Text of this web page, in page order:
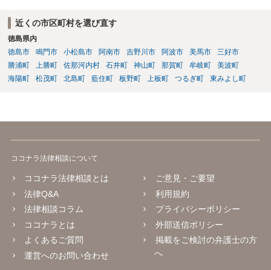
近くの市区町村を選び直す
徳島県内
徳島市
鳴門市 小松島市 阿南市 吉野川市 阿波市 美馬市
三好市
勝浦町
上勝町 佐那河内村 石井町 神山町 那賀町 牟岐町
美波町
海陽町
松茂町 北島町 藍住町 板野町 上板町 つるぎ町 東みよし町
ココナラ法律相談について
ココナラ法律相談とは
法律Q&A
法律相談コラム
ココナラとは
よくあるご質問
運営へのお問い合わせ
ご意見・ご要望
利用規約
プライバシーポリシー
外部送信ポリシー
掲載をご検討の弁護士の方
へ